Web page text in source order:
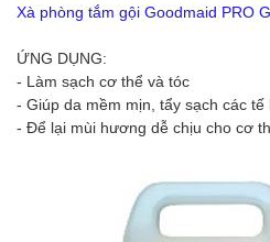
Xà phòng tắm gội Goodmaid PRO
ỨNG DỤNG:
- Làm sạch cơ thể và tóc
- Giúp da mềm mịn, tẩy sạch các tế
- Để lại mùi hương dễ chịu cho cơ